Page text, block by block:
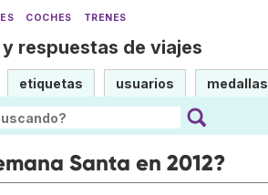
COCHES TRENES
respuestas de viajes
etiquetas usuarios medallas
Santa en 2012?